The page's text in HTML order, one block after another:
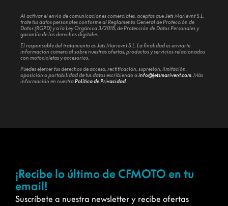
Al activar el envío de comunicaciones comerciales, aceptas que Jets Marievnt S.L.
trate tus datos personales conforme al Reglamento General de Protección de
Datos (RGPD) y a la Ley Orgánica 3/2018, de Protección de Datos Personales y
garantía de los derechos digitales.
El responsable del tratamiento es Jets Marievnt S.L. La finalidad es enviarte
información comercial sobre nuestras ofertas, productos y servicios relacionados
con motocicletas y accesorios.
Puedes ejercer tus derechos de acceso, rectificación, supresión, limitación,
oposición o portabilidad de tus datos escribiendo ainfo@jetsmarivent.com . Más
información en nuestraPolítica de Privacidad
¡Recibe lo último de CFMOTO en tu
email!
Suscríbete a nuestra newsletter y recibe ofertas